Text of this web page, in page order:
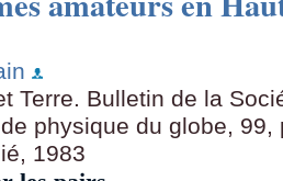
Terre. Bulletin de la
physique du globe, 99,
1983